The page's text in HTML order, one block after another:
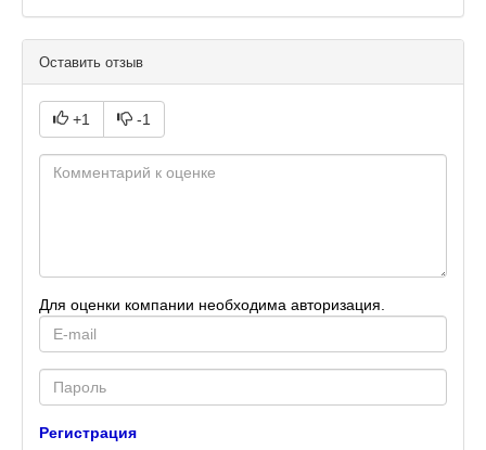
Оставить отзыв
+1 -1
Для оценки компании необходима авторизация.
mail
Password
Регистрация